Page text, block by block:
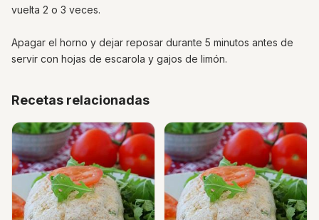
vuelta 2 o 3 veces.
Apagar el horno y dejar reposar durante 5 minutos antes de
servir con hojas de escarola y gajos de limón.
Recetas relacionadas